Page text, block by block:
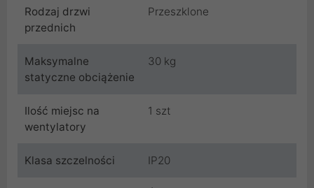
Rodzaj drzwi
przednich
Przeszklone
Maksymalne
statyczne obciążenie
30 kg
Ilość miejsc na
wentylatory
1 szt
Klasa szczelności IP20